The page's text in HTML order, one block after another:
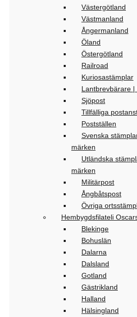
Västergötland
Västmanland
Ångermanland
Öland
Östergötland
Railroad
Kuriosastämplar
Lantbrevbärare
Sjöpost
Tillfälliga
Postställen
Svenska
märken
Utländska
märken
Militärpost
Ångbåtspost
Övriga
Hembygdsfilateli
Blekinge
Bohuslän
Dalarna
Dalsland
Gotland
Gästrikland
Halland
Hälsingland